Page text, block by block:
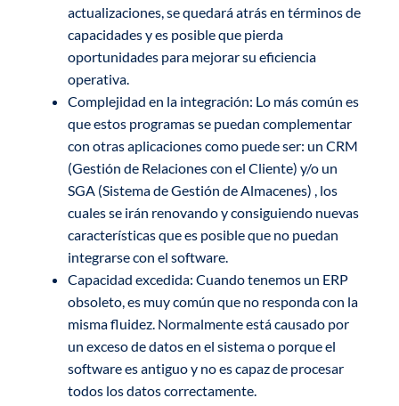
actualizaciones, se quedará atrás en términos de
capacidades y es posible que pierda
oportunidades para mejorar su eficiencia
operativa.
Complejidad en la integración: Lo más común es
que estos programas se puedan complementar
con otras aplicaciones como puede ser: un CRM
(Gestión de Relaciones con el Cliente) y/o un
SGA (Sistema de Gestión de Almacenes) , los
cuales se irán renovando y consiguiendo nuevas
características que es posible que no puedan
integrarse con el software.
Capacidad excedida: Cuando tenemos un ERP
obsoleto, es muy común que no responda con la
misma fluidez. Normalmente está causado por
un exceso de datos en el sistema o porque el
software es antiguo y no es capaz de procesar
todos los datos correctamente.